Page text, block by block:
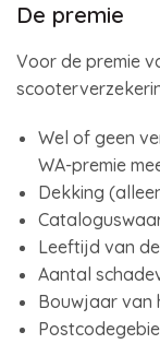
De premie
Voor de premie
Wel of geen
WA-premie
Dekking
Leeftijd van
Aantal
Bouwjaar van